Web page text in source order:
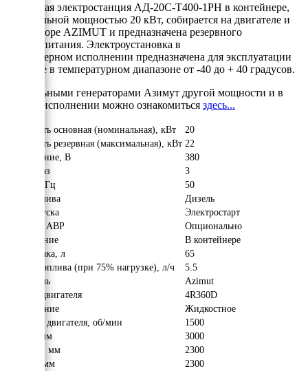
Дизельная электростанция АД-20С-Т400-1РН в контейнере,
номинальной мощностью 20 кВт, собирается на двигателе и
альтераторе AZIMUT и предназначена резервного
электропитания. Электроустановка в
контейнерном исполнении предназначена для эксплуатации
на улице в температурном диапазоне от -40 до + 40 градусов.
С дизельными генераторами Азимут другой мощности и в
другом исполнении можно ознакомиться здесь...
Мощность основная (номинальная), кВт
20
Мощность резервная (максимальная), кВт 22
Напряжение, В
380
Число фаз
3
Частота, Гц
50
Вид топлива
Дизель
Тип запуска
Электростарт
Наличие АВР
Опционально
Исполнение
В контейнере
Объём бака, л
65
Расход топлива (при 75% нагрузке), л/ч
5.5
Двигатель
Azimut
Модель двигателя
4R360D
Охлаждение
Жидкостное
Обороты двигателя, об/мин
1500
Длина, мм
3000
Ширина, мм
2300
Высота, мм
2300